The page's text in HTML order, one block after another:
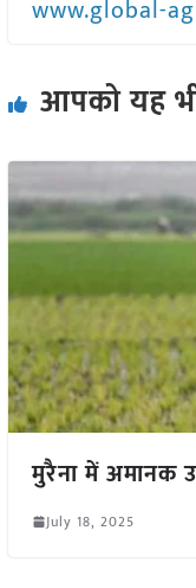
www.global-
आपको यह
मुरैना में अमानक
July 18, 2025